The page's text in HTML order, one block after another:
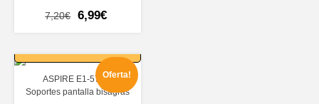
7,20€
El
era:
7,20€.
6,99€
6,99€.
Oferta!
ASPIRE E1-571
Soportes pantalla bisagras